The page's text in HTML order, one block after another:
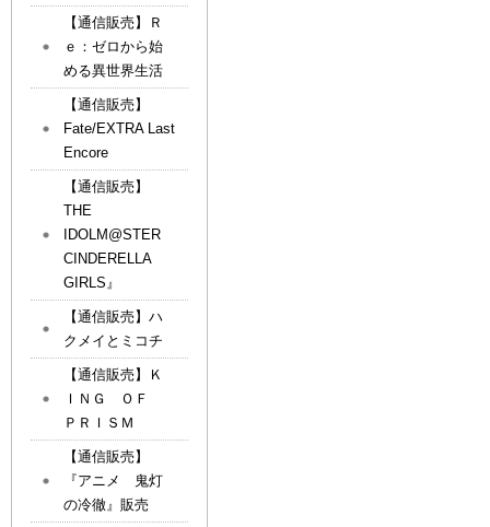
【通信販売】Ｒ
ｅ：ゼロから始
める異世界生活
【通信販売】
Fate/EXTRA Last
Encore
【通信販売】
THE
IDOLM@STER
CINDERELLA
GIRLS』
【通信販売】ハ
クメイとミコチ
【通信販売】Ｋ
ＩＮＧ ＯＦ
ＰＲＩＳＭ
【通信販売】
『アニメ 鬼灯
の冷徹』販売